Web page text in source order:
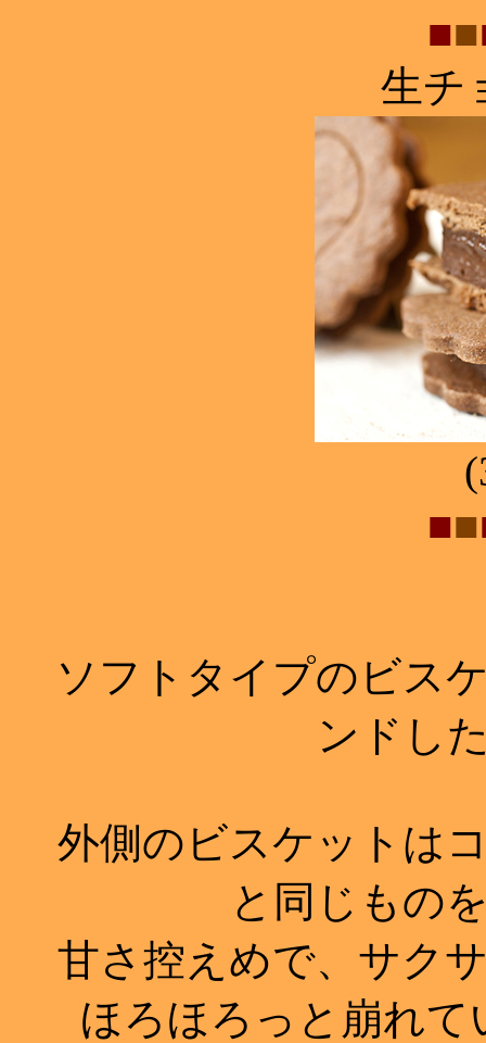
■■
生チ
■■
ソフトタイプのビス
ンドし
外側のビスケットは
と同じもの
甘さ控えめで、サク
ほろほろっと崩れ